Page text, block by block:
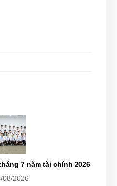
7 năm tài chính 2026
08/2026